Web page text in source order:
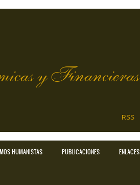
y Financieras
RSS
HUMANISTAS PUBLICACIONES ENLACES